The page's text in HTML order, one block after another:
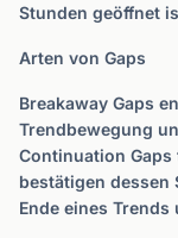
Stunden geöffnet
Arten von Gaps
Breakaway Gaps
Trendbewegung
Continuation
bestätigen dessen
Ende eines